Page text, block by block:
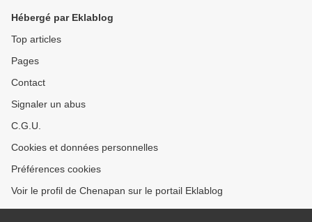
Hébergé par Eklablog
Top articles
Pages
Contact
Signaler un abus
C.G.U.
Cookies et données personnelles
Préférences cookies
Voir le profil de Chenapan sur le portail Eklablog